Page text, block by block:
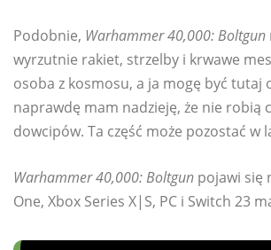
Podobnie, Warhammer 40,000: Boltgun
wyrzutnie rakiet, strzelby i krwawe
osoba z kosmosu, a ja mogę być tutaj
naprawdę mam nadzieję, że nie robią
dowcipów. Ta część może pozostać w
Warhammer 40,000: Boltgun pojawi się
One, Xbox Series X|S, PC i Switch 23